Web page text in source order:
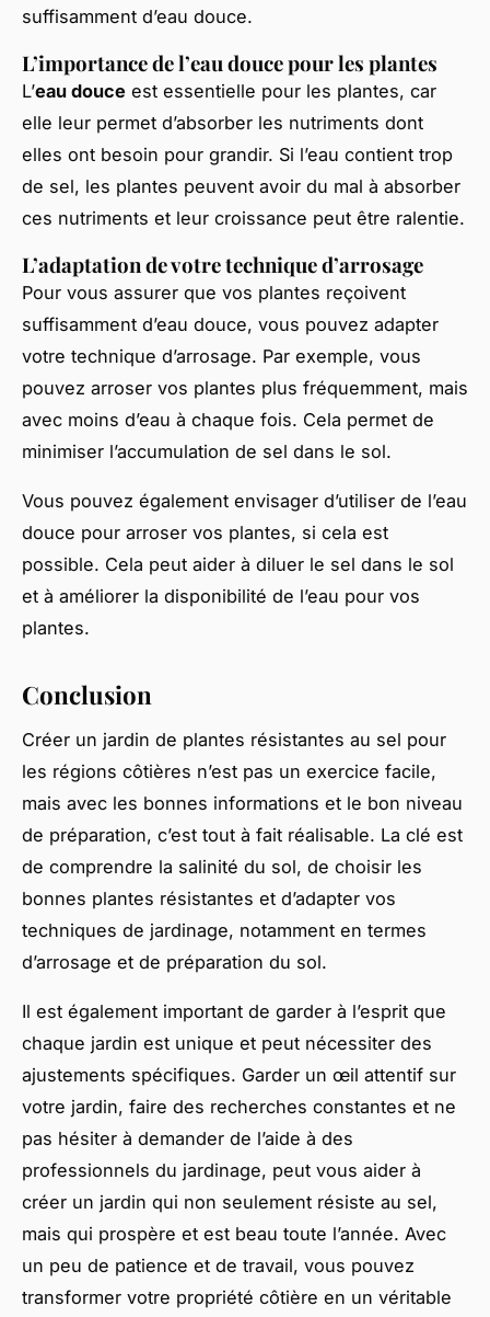
suffisamment d’eau douce.
L’importance de l’eau douce pour les plantes
L’eau douce est essentielle pour les plantes, car
elle leur permet d’absorber les nutriments dont
elles ont besoin pour grandir. Si l’eau contient trop
de sel, les plantes peuvent avoir du mal à absorber
ces nutriments et leur croissance peut être ralentie.
L’adaptation de votre technique d’arrosage
Pour vous assurer que vos plantes reçoivent
suffisamment d’eau douce, vous pouvez adapter
votre technique d’arrosage. Par exemple, vous
pouvez arroser vos plantes plus fréquemment, mais
avec moins d’eau à chaque fois. Cela permet de
minimiser l’accumulation de sel dans le sol.
Vous pouvez également envisager d’utiliser de l’eau
douce pour arroser vos plantes, si cela est
possible. Cela peut aider à diluer le sel dans le sol
et à améliorer la disponibilité de l’eau pour vos
plantes.
Conclusion
Créer un jardin de plantes résistantes au sel pour
les régions côtières n’est pas un exercice facile,
mais avec les bonnes informations et le bon niveau
de préparation, c’est tout à fait réalisable. La clé est
de comprendre la salinité du sol, de choisir les
bonnes plantes résistantes et d’adapter vos
techniques de jardinage, notamment en termes
d’arrosage et de préparation du sol.
Il est également important de garder à l’esprit que
chaque jardin est unique et peut nécessiter des
ajustements spécifiques. Garder un œil attentif sur
votre jardin, faire des recherches constantes et ne
pas hésiter à demander de l’aide à des
professionnels du jardinage, peut vous aider à
créer un jardin qui non seulement résiste au sel,
mais qui prospère et est beau toute l’année. Avec
un peu de patience et de travail, vous pouvez
transformer votre propriété côtière en un véritable